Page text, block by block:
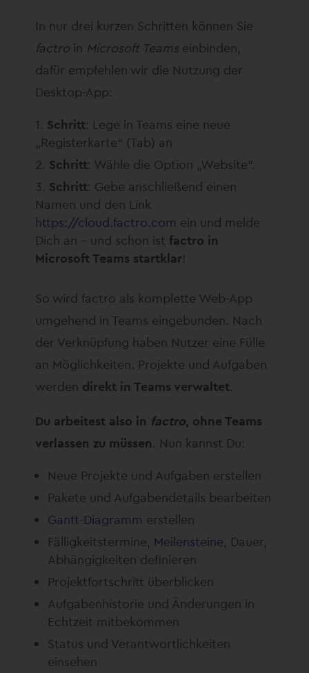
In nur drei kurzen Schritten können Sie
factro in Microsoft Teamseinbinden,
dafür empfehlen wir die Nutzung der
Desktop-App:
Schritt: Lege in Teams eine neue
„Registerkarte“ (Tab) an
Schritt: Wähle die Option „Website“.
Schritt: Gebe anschließend einen
Namen und den Link
https://cloud.factro.com ein und melde
Dich an – und schon ist factro in
Microsoft Teams startklar!
So wird factro als komplette Web-App
umgehend in Teams eingebunden. Nach
der Verknüpfung haben Nutzer eine Fülle
an Möglichkeiten. Projekte und Aufgaben
werden direkt in Teams verwaltet.
Du arbeitest also in factro, ohne Teams
verlassen zu müssen. Nun kannst Du:
Neue Projekte und Aufgaben erstellen
Pakete und Aufgabendetails bearbeiten
Gantt-Diagramm erstellen
Fälligkeitstermine, Meilensteine, Dauer,
Abhängigkeiten definieren
Projektfortschritt überblicken
Aufgabenhistorie und Änderungen in
Echtzeit mitbekommen
Status und Verantwortlichkeiten
einsehen